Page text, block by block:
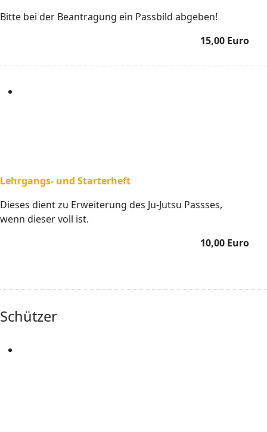
Bitte bei der Beantragung ein Passbild abgeben!
15,00 Euro
Lehrgangs- und Starterheft
Dieses dient zu Erweiterung des Ju-Jutsu Passses,
wenn dieser voll ist.
10,00 Euro
Schützer